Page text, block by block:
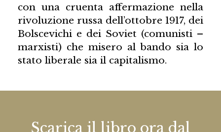
con una cruenta affermazione nella
rivoluzione russa dell’ottobre 1917, dei
Bolscevichi e dei Soviet (comunisti –
marxisti) che misero al bando sia lo
stato liberale sia il capitalismo.
Scarica il libro ora dal